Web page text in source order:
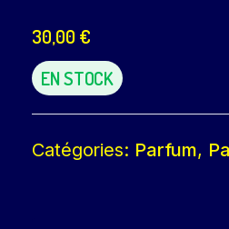
30,00 €
EN STOCK
Catégories: Parfum,